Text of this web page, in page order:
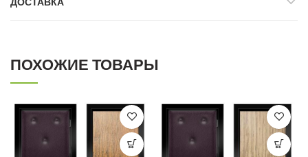
ПОХОЖИЕ ТОВАРЫ